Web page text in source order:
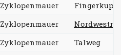
Zyklopenmauer
Zyklopenmauer
Zyklopenmauer
Talweg